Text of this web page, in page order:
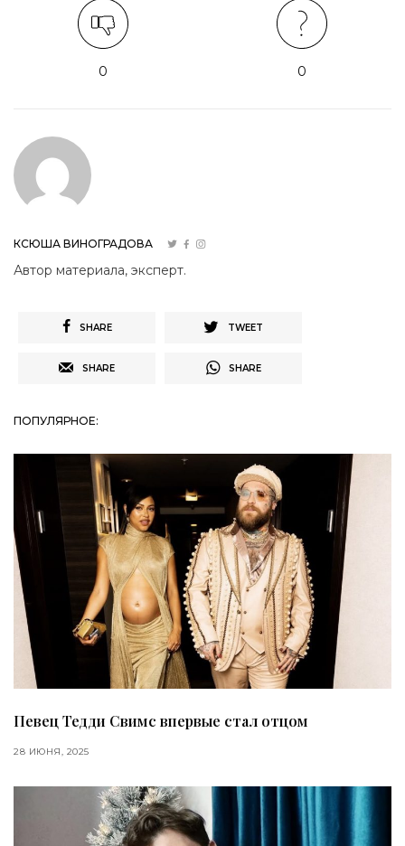
0 0
КСЮША ВИНОГРАДОВА
Автор материала, эксперт.
SHARE TWEET
SHARE SHARE
ПОПУЛЯРНОЕ:
Певец Тедди Свимс впервые стал отцом
28 ИЮНЯ, 2025